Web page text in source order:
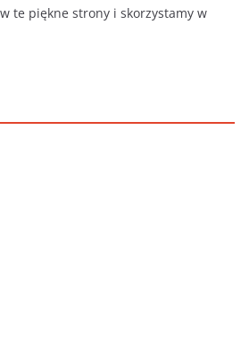
te piękne strony i skorzystamy w